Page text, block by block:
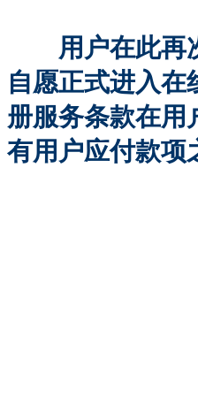
用户在此再次
自愿正式进入
册服务条款在用
有用户应付款项